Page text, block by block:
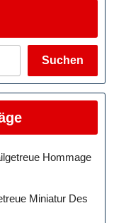
Suchen
Hommage
Miniatur Des